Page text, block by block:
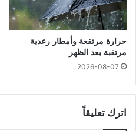
حرارة مرتفعة وأمطار رعدية
مرتقبة بعد الظهر
2026-08-07
اترك تعليقاً